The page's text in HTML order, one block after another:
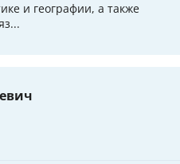
и географии, а также